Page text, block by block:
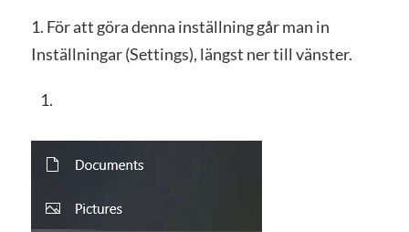
1. För att göra denna inställning går man in
Inställningar (Settings), längst ner till vänster.